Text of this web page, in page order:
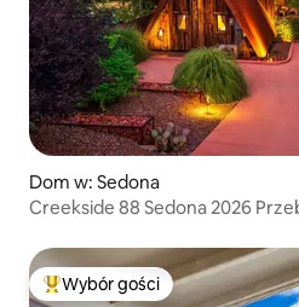
Dom w: Sedona
Creekside 88 Sedona 2026
Najpopularniejsze z kategorii
Wybór gości